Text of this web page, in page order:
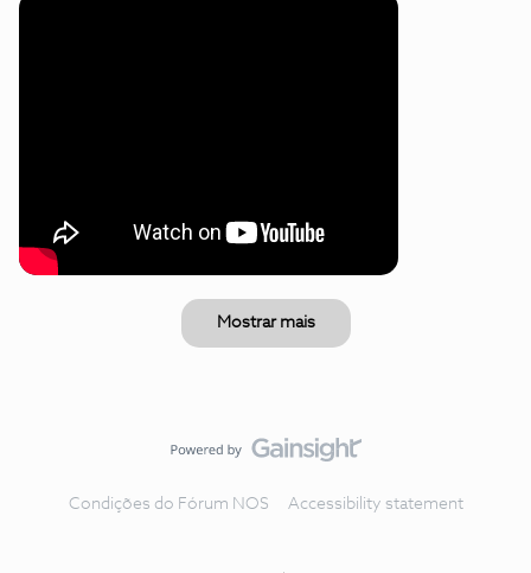
Mostrar mais
Condições do Fórum NOS Accessibility statement